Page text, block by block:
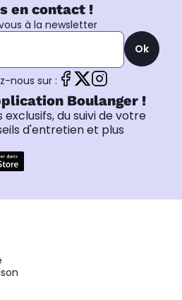
en contact !
à la newsletter
Ok
nous sur :
Boulanger !
du suivi de votre
d'entretien et plus